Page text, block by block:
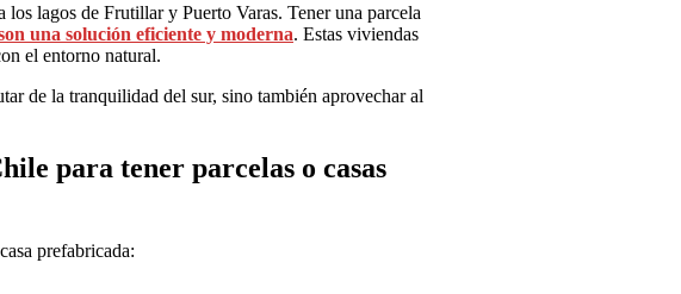
lagos de Frutillar y Puerto Varas. Tener una parcela
una solución eficiente y moderna. Estas viviendas
el entorno natural.
de la tranquilidad del sur, sino también aprovechar al
para tener parcelas o casas
prefabricada: